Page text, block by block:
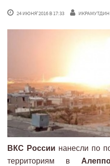
24 ИЮНЯ'2016 В 17:33
ВКС России нанесли по
территориям в